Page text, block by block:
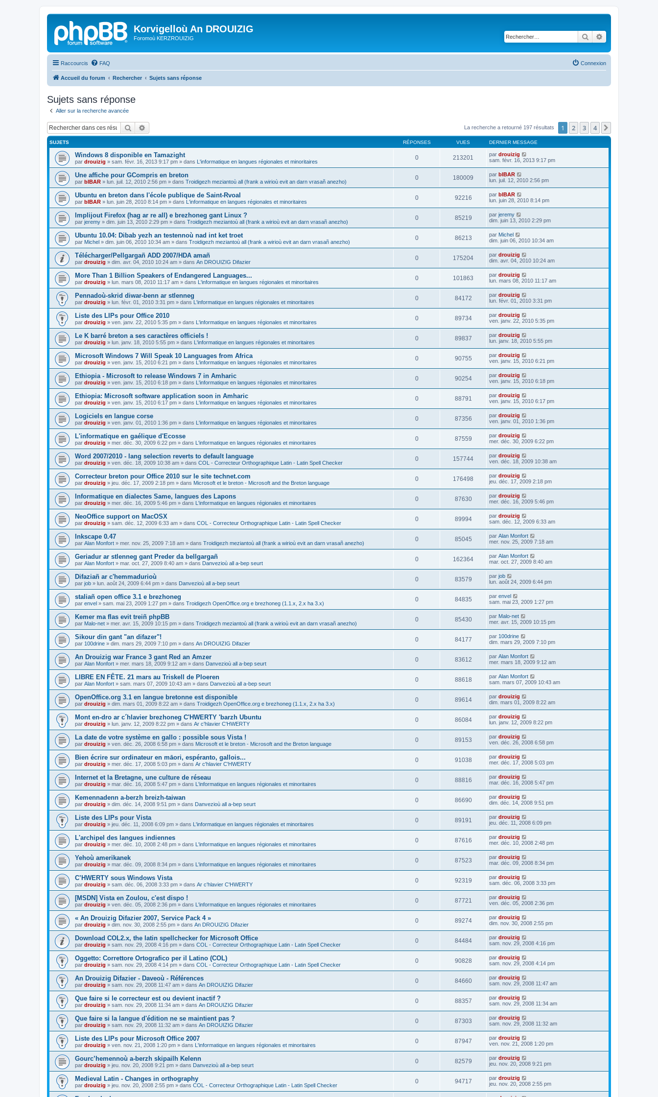
Korvigelloù An DROUIZIG
Foromoù KERZROUIZIG Rechercher
Raccourcis FAQ Connexion
Accueil du forum Rechercher Sujets sans réponse
Sujets sans réponse
Aller sur la recherche avancée
Rechercher La recherche a retourné 197 résultats 1 2 3 4
SUJETS RÉPONSES VUES DERNIER MESSAGE
Windows 8 disponible en Tamazight
par drouizig » sam. févr. 16, 2013 9:17 pm » dans L'informatique en langues régionales et minoritaires
0 213201 par drouizig
sam. févr. 16, 2013 9:17 pm
Une affiche pour GCompris en breton
par bIBAR » lun. juil. 12, 2010 2:56 pm » dans Troidigezh meziantoù all (frank a wirioù evit an darn vrasañ anezho)
0 180009 par bIBAR
lun. juil. 12, 2010 2:56 pm
Ubuntu en breton dans l'école publique de Saint-Rvoal
par bIBAR » lun. juin 28, 2010 8:14 pm » dans L'informatique en langues régionales et minoritaires
0 92216 par bIBAR
lun. juin 28, 2010 8:14 pm
Implijout Firefox (hag ar re all) e brezhoneg gant Linux ?
par jeremy » dim. juin 13, 2010 2:29 pm » dans Troidigezh meziantoù all (frank a wirioù evit an darn vrasañ anezho)
0 85219 par jeremy
dim. juin 13, 2010 2:29 pm
Ubuntu 10.04: Dibab yezh an testennoù nad int ket troet
par Michel » dim. juin 06, 2010 10:34 am » dans Troidigezh meziantoù all (frank a wirioù evit an darn vrasañ anezho)
0 86213 par Michel
dim. juin 06, 2010 10:34 am
Télécharger/Pellgargañ ADD 2007/HDA amañ
par drouizig » dim. avr. 04, 2010 10:24 am » dans An DROUIZIG Difazier
0 175204 par drouizig
dim. avr. 04, 2010 10:24 am
More Than 1 Billion Speakers of Endangered Languages...
par drouizig » lun. mars 08, 2010 11:17 am » dans L'informatique en langues régionales et minoritaires
0 101863 par drouizig
lun. mars 08, 2010 11:17 am
Pennadoù-skrid diwar-benn ar stlenneg
par drouizig » lun. févr. 01, 2010 3:31 pm » dans L'informatique en langues régionales et minoritaires
0 84172 par drouizig
lun. févr. 01, 2010 3:31 pm
Liste des LIPs pour Office 2010
par drouizig » ven. janv. 22, 2010 5:35 pm » dans L'informatique en langues régionales et minoritaires
0 89734 par drouizig
ven. janv. 22, 2010 5:35 pm
Le K barré breton a ses caractères officiels !
par drouizig » lun. janv. 18, 2010 5:55 pm » dans L'informatique en langues régionales et minoritaires
0 89837 par drouizig
lun. janv. 18, 2010 5:55 pm
Microsoft Windows 7 Will Speak 10 Languages from Africa
par drouizig » ven. janv. 15, 2010 6:21 pm » dans L'informatique en langues régionales et minoritaires
0 90755 par drouizig
ven. janv. 15, 2010 6:21 pm
Ethiopia - Microsoft to release Windows 7 in Amharic
par drouizig » ven. janv. 15, 2010 6:18 pm » dans L'informatique en langues régionales et minoritaires
0 90254 par drouizig
ven. janv. 15, 2010 6:18 pm
Ethiopia: Microsoft software application soon in Amharic
par drouizig » ven. janv. 15, 2010 6:17 pm » dans L'informatique en langues régionales et minoritaires
0 88791 par drouizig
ven. janv. 15, 2010 6:17 pm
Logiciels en langue corse
par drouizig » ven. janv. 01, 2010 1:36 pm » dans L'informatique en langues régionales et minoritaires
0 87356 par drouizig
ven. janv. 01, 2010 1:36 pm
L'informatique en gaélique d'Ecosse
par drouizig » mer. déc. 30, 2009 6:22 pm » dans L'informatique en langues régionales et minoritaires
0 87559 par drouizig
mer. déc. 30, 2009 6:22 pm
Word 2007/2010 - lang selection reverts to default language
par drouizig » ven. déc. 18, 2009 10:38 am » dans COL - Correcteur Orthographique Latin - Latin Spell Checker
0 157744 par drouizig
ven. déc. 18, 2009 10:38 am
Correcteur breton pour Office 2010 sur le site technet.com
par drouizig » jeu. déc. 17, 2009 2:18 pm » dans Microsoft et le breton - Microsoft and the Breton language
0 176498 par drouizig
jeu. déc. 17, 2009 2:18 pm
Informatique en dialectes Same, langues des Lapons
par drouizig » mer. déc. 16, 2009 5:46 pm » dans L'informatique en langues régionales et minoritaires
0 87630 par drouizig
mer. déc. 16, 2009 5:46 pm
NeoOffice support on MacOSX
par drouizig » sam. déc. 12, 2009 6:33 am » dans COL - Correcteur Orthographique Latin - Latin Spell Checker
0 89994 par drouizig
sam. déc. 12, 2009 6:33 am
Inkscape 0.47
par Alan Monfort » mer. nov. 25, 2009 7:18 am » dans Troidigezh meziantoù all (frank a wirioù evit an darn vrasañ anezho)
0 85045 par Alan Monfort
mer. nov. 25, 2009 7:18 am
Geriadur ar stlenneg gant Preder da bellgargañ
par Alan Monfort » mar. oct. 27, 2009 8:40 am » dans Danvezioù all a-bep seurt
0 162364 par Alan Monfort
mar. oct. 27, 2009 8:40 am
Difaziañ ar c'hemmadurioù
par job » lun. août 24, 2009 6:44 pm » dans Danvezioù all a-bep seurt
0 83579 par job
lun. août 24, 2009 6:44 pm
staliañ open office 3.1 e brezhoneg
par envel » sam. mai 23, 2009 1:27 pm » dans Troidigezh OpenOffice.org e brezhoneg (1.1.x, 2.x ha 3.x)
0 84835 par envel
sam. mai 23, 2009 1:27 pm
Kemer ma flas evit treiñ phpBB
par Malo-net » mer. avr. 15, 2009 10:15 pm » dans Troidigezh meziantoù all (frank a wirioù evit an darn vrasañ anezho)
0 85430 par Malo-net
mer. avr. 15, 2009 10:15 pm
Sikour din gant "an difazer"!
par 100drine » dim. mars 29, 2009 7:10 pm » dans An DROUIZIG Difazier
0 84177 par 100drine
dim. mars 29, 2009 7:10 pm
An Drouizig war France 3 gant Red an Amzer
par Alan Monfort » mer. mars 18, 2009 9:12 am » dans Danvezioù all a-bep seurt
0 83612 par Alan Monfort
mer. mars 18, 2009 9:12 am
LIBRE EN FÊTE. 21 mars au Triskell de Ploeren
par Alan Monfort » sam. mars 07, 2009 10:43 am » dans Danvezioù all a-bep seurt
0 88618 par Alan Monfort
sam. mars 07, 2009 10:43 am
OpenOffice.org 3.1 en langue bretonne est disponible
par drouizig » dim. mars 01, 2009 8:22 am » dans Troidigezh OpenOffice.org e brezhoneg (1.1.x, 2.x ha 3.x)
0 89614 par drouizig
dim. mars 01, 2009 8:22 am
Mont en-dro ar c´hlavier brezhoneg C'HWERTY 'barzh Ubuntu
par drouizig » lun. janv. 12, 2009 8:22 pm » dans Ar c'hlavier C'HWERTY
0 86084 par drouizig
lun. janv. 12, 2009 8:22 pm
La date de votre système en gallo : possible sous Vista !
par drouizig » ven. déc. 26, 2008 6:58 pm » dans Microsoft et le breton - Microsoft and the Breton language
0 89153 par drouizig
ven. déc. 26, 2008 6:58 pm
Bien écrire sur ordinateur en māori, espéranto, gallois...
par drouizig » mer. déc. 17, 2008 5:03 pm » dans Ar c'hlavier C'HWERTY
0 91038 par drouizig
mer. déc. 17, 2008 5:03 pm
Internet et la Bretagne, une culture de réseau
par drouizig » mar. déc. 16, 2008 5:47 pm » dans L'informatique en langues régionales et minoritaires
0 88816 par drouizig
mar. déc. 16, 2008 5:47 pm
Kemennadenn a-berzh breizh-taiwan
par drouizig » dim. déc. 14, 2008 9:51 pm » dans Danvezioù all a-bep seurt
0 86690 par drouizig
dim. déc. 14, 2008 9:51 pm
Liste des LIPs pour Vista
par drouizig » jeu. déc. 11, 2008 6:09 pm » dans L'informatique en langues régionales et minoritaires
0 89191 par drouizig
jeu. déc. 11, 2008 6:09 pm
L'archipel des langues indiennes
par drouizig » mer. déc. 10, 2008 2:48 pm » dans L'informatique en langues régionales et minoritaires
0 87616 par drouizig
mer. déc. 10, 2008 2:48 pm
Yehoù amerikanek
par drouizig » mar. déc. 09, 2008 8:34 pm » dans L'informatique en langues régionales et minoritaires
0 87523 par drouizig
mar. déc. 09, 2008 8:34 pm
C’HWERTY sous Windows Vista
par drouizig » sam. déc. 06, 2008 3:33 pm » dans Ar c'hlavier C'HWERTY
0 92319 par drouizig
sam. déc. 06, 2008 3:33 pm
[MSDN] Vista en Zoulou, c'est dispo !
par drouizig » ven. déc. 05, 2008 2:36 pm » dans L'informatique en langues régionales et minoritaires
0 87721 par drouizig
ven. déc. 05, 2008 2:36 pm
« An Drouizig Difazier 2007, Service Pack 4 »
par drouizig » dim. nov. 30, 2008 2:55 pm » dans An DROUIZIG Difazier
0 89274 par drouizig
dim. nov. 30, 2008 2:55 pm
Download COL2.x, the latin spellchecker for Microsoft Office
par drouizig » sam. nov. 29, 2008 4:16 pm » dans COL - Correcteur Orthographique Latin - Latin Spell Checker
0 84484 par drouizig
sam. nov. 29, 2008 4:16 pm
Oggetto: Correttore Ortografico per il Latino (COL)
par drouizig » sam. nov. 29, 2008 4:14 pm » dans COL - Correcteur Orthographique Latin - Latin Spell Checker
0 90828 par drouizig
sam. nov. 29, 2008 4:14 pm
An Drouizig Difazier - Daveoù - Références
par drouizig » sam. nov. 29, 2008 11:47 am » dans An DROUIZIG Difazier
0 84660 par drouizig
sam. nov. 29, 2008 11:47 am
Que faire si le correcteur est ou devient inactif ?
par drouizig » sam. nov. 29, 2008 11:34 am » dans An DROUIZIG Difazier
0 88357 par drouizig
sam. nov. 29, 2008 11:34 am
Que faire si la langue d'édition ne se maintient pas ?
par drouizig » sam. nov. 29, 2008 11:32 am » dans An DROUIZIG Difazier
0 87303 par drouizig
sam. nov. 29, 2008 11:32 am
Liste des LIPs pour Microsoft Office 2007
par drouizig » ven. nov. 21, 2008 1:20 pm » dans L'informatique en langues régionales et minoritaires
0 87947 par drouizig
ven. nov. 21, 2008 1:20 pm
Gourc’hemennoù a-berzh skipailh Kelenn
par drouizig » jeu. nov. 20, 2008 9:21 pm » dans Danvezioù all a-bep seurt
0 82579 par drouizig
jeu. nov. 20, 2008 9:21 pm
Medieval Latin - Changes in orthography
par drouizig » jeu. nov. 20, 2008 2:55 pm » dans COL - Correcteur Orthographique Latin - Latin Spell Checker
0 94717 par drouizig
jeu. nov. 20, 2008 2:55 pm